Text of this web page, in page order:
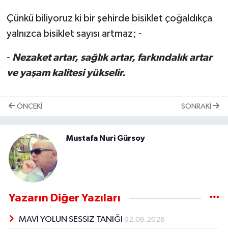
Çünkü biliyoruz ki bir şehirde bisiklet çoğaldıkça
yalnızca bisiklet sayısı artmaz; -
- Nezaket artar, sağlık artar, farkındalık artar
ve yaşam kalitesi yükselir.
ÖNCEKI SONRAKI
Mustafa Nuri Gürsoy
Yazarın Diğer Yazıları
MAVİ YOLUN SESSİZ TANIĞI 02.08.2026